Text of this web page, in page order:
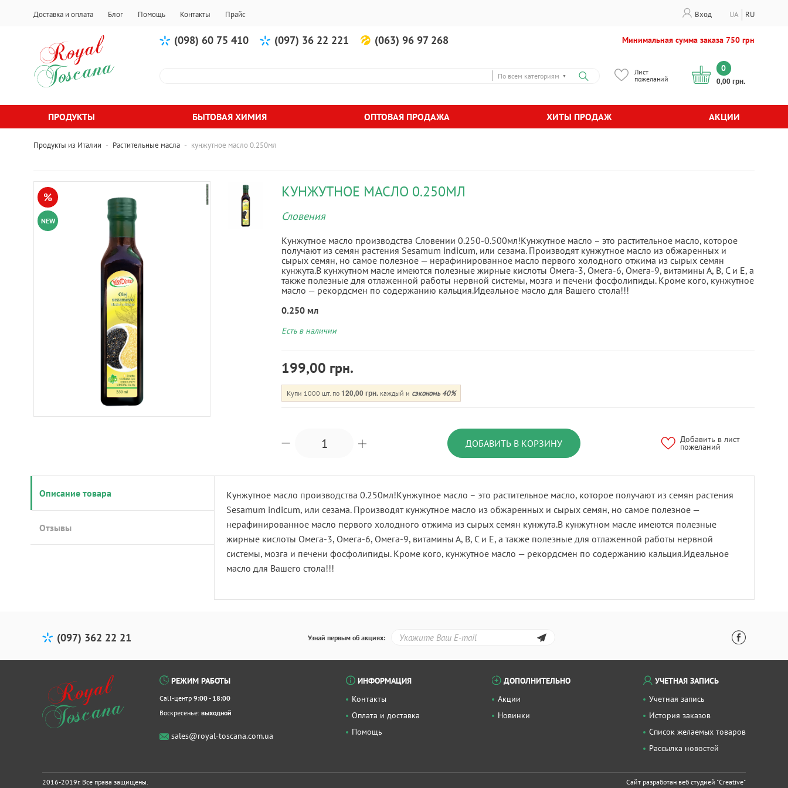
Доставка и оплата Блог Помощь Контакты Прайс Вход RU
UA
(098) 60 75 410 (097) 36 22 221 (063) 96 97 268 Минимальная сумма заказа 750 грн
По всем категориям ▼
Лист
пожеланий
0
0,00 грн.
ПРОДУКТЫ БЫТОВАЯ ХИМИЯ ОПТОВАЯ ПРОДАЖА ХИТЫ ПРОДАЖ АКЦИИ
Продукты из Италии - Растительные масла - кунжутное масло 0.250мл
NEW
% КУНЖУТНОЕ МАСЛО 0.250МЛ
Словения
Кунжутное масло производства Словении 0.250-0.500мл!Кунжутное масло – это растительное масло, которое
получают из семян растения Sesamum indicum, или сезама. Производят кунжутное масло из обжаренных и
сырых семян, но самое полезное — нерафинированное масло первого холодного отжима из сырых семян
кунжута.В кунжутном масле имеются полезные жирные кислоты Омега-3, Омега-6, Омега-9, витамины А, В, С и Е, а
также полезные для отлаженной работы нервной системы, мозга и печени фосфолипиды. Кроме кого, кунжутное
масло — рекордсмен по содержанию кальция.Идеальное масло для Вашего стола!!!
0.250 мл
Есть в наличии
199,00 грн.
Купи 1000 шт. по120,00 грн. каждый и сэкономь 40%
ДОБАВИТЬ В КОРЗИНУ Добавить в лист
пожеланий
Описание товара
Отзывы
Кунжутное масло производства 0.250мл!Кунжутное масло – это растительное масло, которое получают из семян растения
Sesamum indicum, или сезама. Производят кунжутное масло из обжаренных и сырых семян, но самое полезное —
нерафинированное масло первого холодного отжима из сырых семян кунжута.В кунжутном масле имеются полезные
жирные кислоты Омега-3, Омега-6, Омега-9, витамины А, В, С и Е, а также полезные для отлаженной работы нервной
системы, мозга и печени фосфолипиды. Кроме кого, кунжутное масло — рекордсмен по содержанию кальция.Идеальное
масло для Вашего стола!!!
(097) 362 22 21 Узнай первым об акциях:
РЕЖИМ РАБОТЫ
Call-центр 9:00 - 18:00
Воскресенье: выходной
sales@royal-toscana.com.ua
ИНФОРМАЦИЯ
Контакты
Оплата и доставка
Помощь
ДОПОЛНИТЕЛЬНО
Акции
Новинки
УЧЕТНАЯ ЗАПИСЬ
Учетная запись
История заказов
Список желаемых товаров
Рассылка новостей
2016-2019г. Все права защищены. Сайт разработан веб студией "Creative"